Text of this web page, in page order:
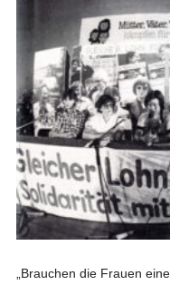
„Brauchen die Frauen